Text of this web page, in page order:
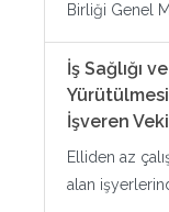
Birliği Genel
İş Sağlığı
İşveren
Elliden az
alan